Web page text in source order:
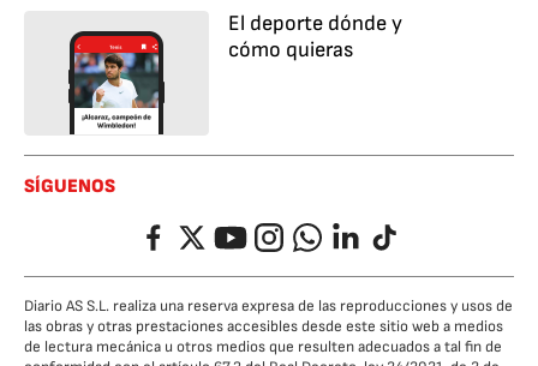
El deporte dónde y
cómo quieras
SÍGUENOS
FacebookTwitterYouTubeInstagramWhatsappLinkedIn
TikTok
Diario AS S.L. realiza una reserva expresa de las reproducciones y usos de
las obras y otras prestaciones accesibles desde este sitio web a medios
de lectura mecánica u otros medios que resulten adecuados a tal fin de